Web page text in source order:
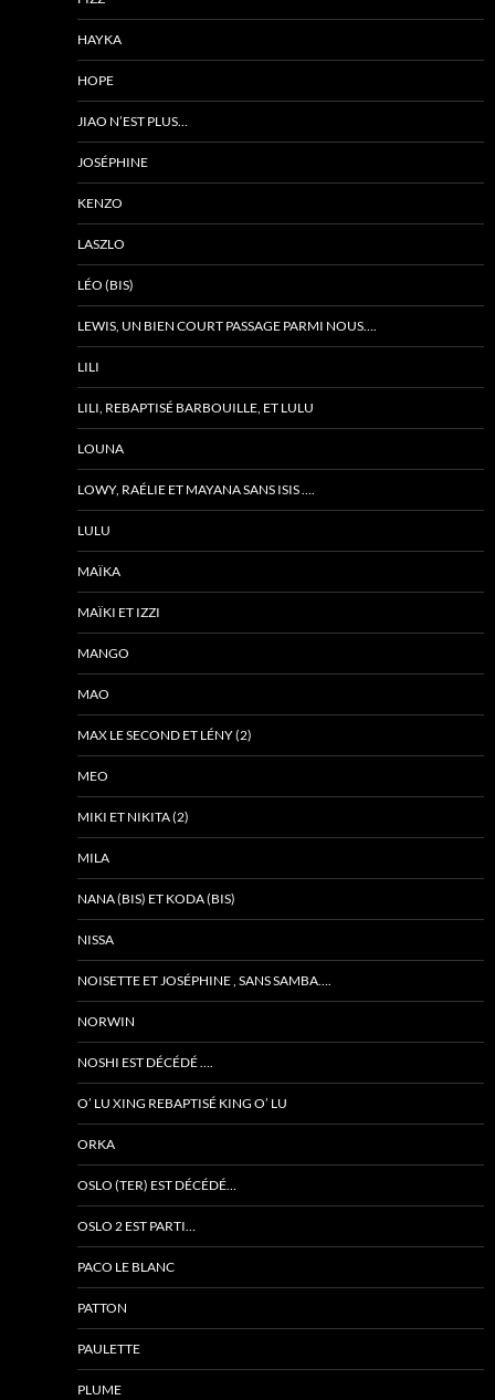
HAYKA
HOPE
JIAO N’EST PLUS…
JOSÉPHINE
KENZO
LASZLO
LÉO (BIS)
LEWIS, UN BIEN COURT PASSAGE PARMI NOUS….
LILI
LILI, REBAPTISÉ BARBOUILLE, ET LULU
LOUNA
LOWY, RAÉLIE ET MAYANA SANS ISIS ….
LULU
MAÏKA
MAÏKI ET IZZI
MANGO
MAO
MAX LE SECOND ET LÉNY (2)
MEO
MIKI ET NIKITA (2)
MILA
NANA (BIS) ET KODA (BIS)
NISSA
NOISETTE ET JOSÉPHINE , SANS SAMBA….
NORWIN
NOSHI EST DÉCÉDÉ ….
O’ LU XING REBAPTISÉ KING O’ LU
ORKA
OSLO (TER) EST DÉCÉDÉ…
OSLO 2 EST PARTI…
PACO LE BLANC
PATTON
PAULETTE
PLUME